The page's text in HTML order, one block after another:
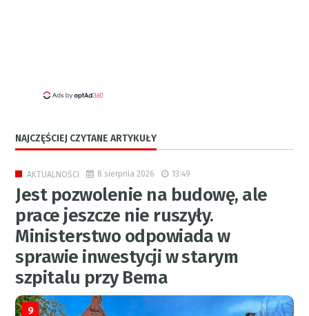
NAJCZĘŚCIEJ CZYTANE ARTYKUŁY
AKTUALNOŚCI 8 sierpnia 2026 13:49
Jest pozwolenie na budowę, ale
prace jeszcze nie ruszyły.
Ministerstwo odpowiada w
sprawie inwestycji w starym
szpitalu przy Bema
9